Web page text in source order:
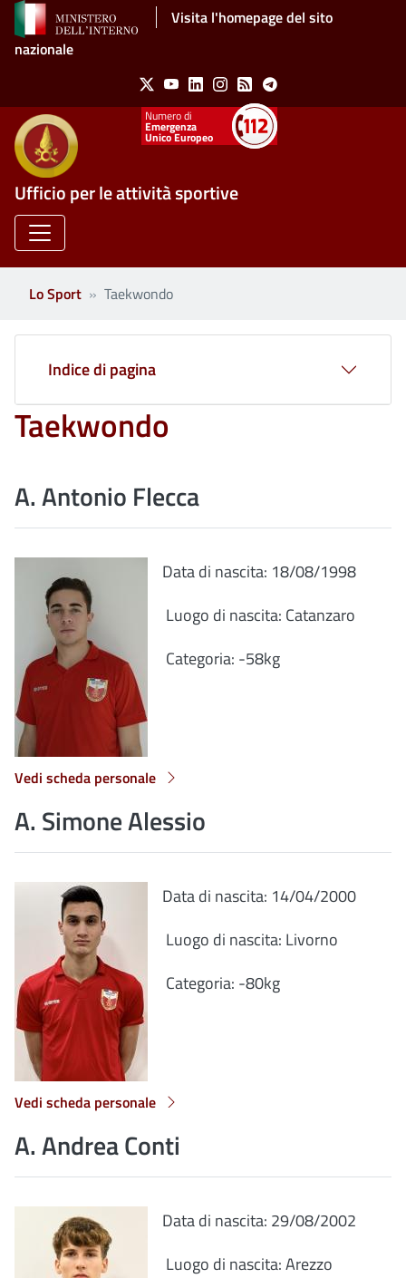
Salta al contenuto principaleVisita l'homepage del sito
nazionale
Social Menu
X YoutubeLinkedinInstagram
Feed Telegram
Emergenza
Unico Europeo
Ufficio per le attività sportive
Lo Sport Taekwondo
Taekwondo
A. Antonio Flecca
Data di nascita: 18/08/1998
Luogo di nascita: Catanzaro
Categoria: -58kg
Vedi scheda personale
A. Simone Alessio
Data di nascita: 14/04/2000
Luogo di nascita: Livorno
Categoria: -80kg
Vedi scheda personale
A. Andrea Conti
Data di nascita: 29/08/2002
Luogo di nascita: Arezzo
Indice di pagina